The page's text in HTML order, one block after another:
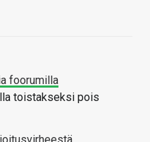
foorumilla
toistakseksi pois